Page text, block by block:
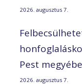
2026. augusztus 7.
Pest
2026. augusztus 7.